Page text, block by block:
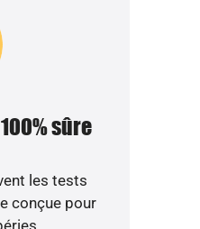
sûre
les tests
conçue pour